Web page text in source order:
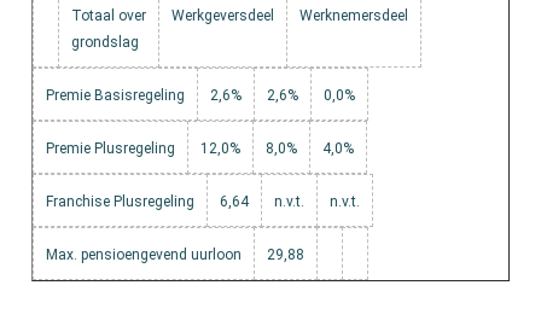
Totaal over
grondslag
Werkgeversdeel Werknemersdeel
Premie Basisregeling 2,6% 2,6% 0,0%
Premie Plusregeling 12,0% 8,0% 4,0%
Franchise Plusregeling 6,64 n.v.t. n.v.t.
Max. pensioengevend uurloon 29,88